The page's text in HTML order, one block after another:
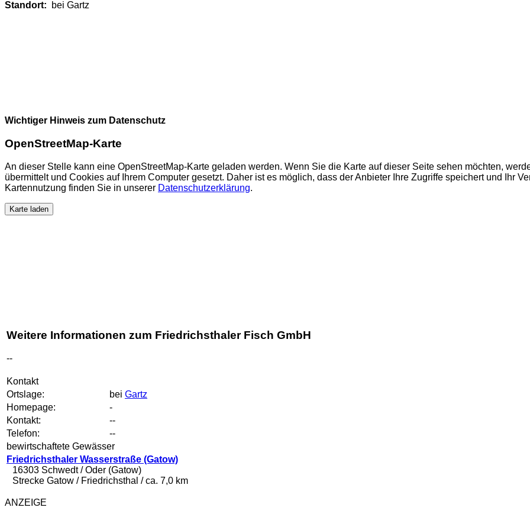
Standort: bei Gartz
Wichtiger Hinweis zum Datenschutz
OpenStreetMap-Karte
An dieser Stelle kann eine OpenStreetMap-Karte geladen werden. Wenn Sie die Karte auf dieser Seite sehen möchten,
übermittelt und Cookies auf Ihrem Computer gesetzt. Daher ist es möglich, dass der Anbieter Ihre Zugriffe speichert und Ihr
Kartennutzung finden Sie in unserer Datenschutzerklärung.
Karte laden
Weitere Informationen zum Friedrichsthaler Fisch GmbH
--
Kontakt
Ortslage:
bei Gartz
Homepage:
-
Kontakt:
--
Telefon:
--
bewirtschaftete Gewässer
Friedrichsthaler Wasserstraße (Gatow)
16303 Schwedt / Oder (Gatow)
Strecke Gatow / Friedrichsthal / ca. 7,0 km
ANZEIGE